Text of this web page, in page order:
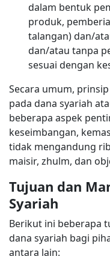
dalam bentuk
produk,
talangan) dan/
dan/atau tanpa
sesuai dengan
Secara umum,
pada dana syariah
beberapa aspek
keseimbangan,
tidak mengandung
maisir, zhulm, dan
Tujuan dan
Syariah
Berikut ini beberapa
dana syariah bagi
antara lain: